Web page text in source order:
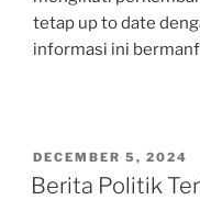
tetap up to date
informasi ini
POSTED
ON
DECEMBER 5, 2024
Berita Politik